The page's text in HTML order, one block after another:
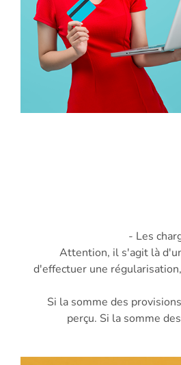
- Les
Attention, il s'agit là
d'effectuer une
Si la somme des
perçu. Si la somme